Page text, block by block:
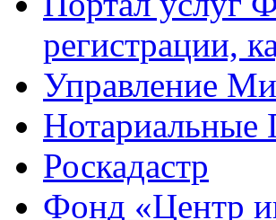
регистрации,
Управление
Нотариальные
Роскадастр
Фонд «Центр